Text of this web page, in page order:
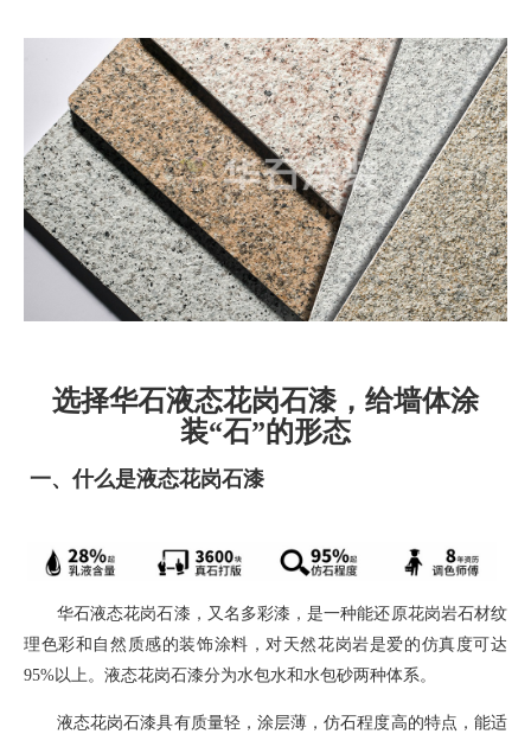
选择华石液态花岗石漆，给墙体涂
装“石”的形态
一、什么是液态花岗石漆
华石液态花岗石漆， 又名多彩漆，是一种能还原花岗岩石材纹
理色彩和自然质感的装饰涂料 ，对天然花岗岩是爱的仿真度可达
95%以上。液态花岗石漆分为水包水和水包砂两种体系。
液态花岗石漆具有质量轻，涂层薄，仿石程度高的特点，能适